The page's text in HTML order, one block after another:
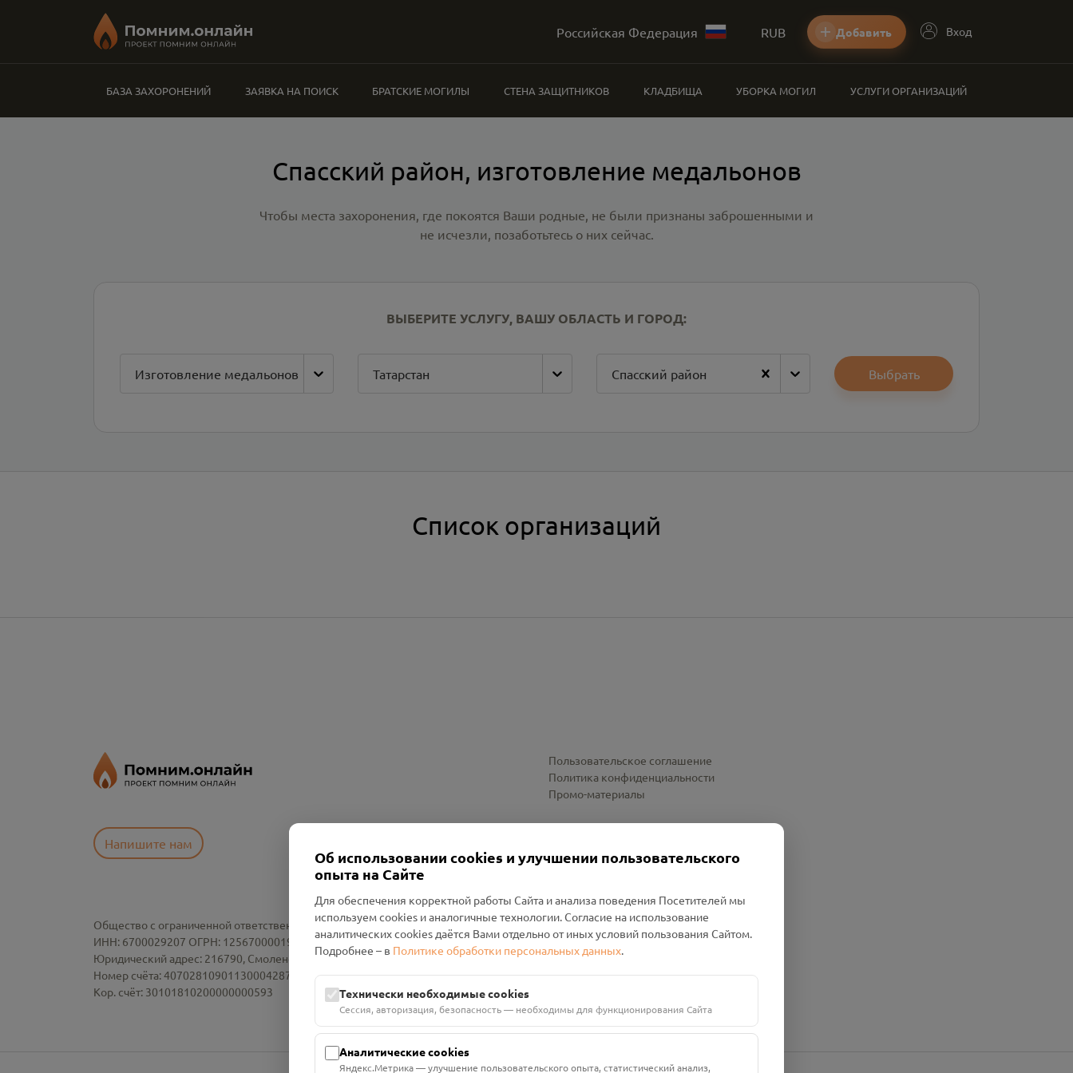
Российская Федерация RUB Добавить Вход
БАЗА ЗАХОРОНЕНИЙ ЗАЯВКА НА ПОИСК БРАТСКИЕ МОГИЛЫ СТЕНА ЗАЩИТНИКОВ КЛАДБИЩА УБОРКА МОГИЛ УСЛУГИ ОРГАНИЗАЦИЙ
Спасский район, изготовление медальонов
Чтобы места захоронения, где покоятся Ваши родные, не были признаны заброшенными и
не исчезли, позаботьтесь о них сейчас.
ВЫБЕРИТЕ УСЛУГУ, ВАШУ ОБЛАСТЬ И ГОРОД:
Изготовление медальонов Татарстан Спасский район Выбрать
Список организаций
Напишите нам
Пользовательское соглашение
Политика конфиденциальности
Промо-материалы
Общество с ограниченной ответственностью «Смоленский Проект Помним»
ИНН: 6700029207 ОГРН: 1256700001986
Юридический адрес: 216790, Смоленская область, р-н Руднянский, г. Рудня, улица Западная, д. 26А, пом. 18
Номер счёта: 40702810901130004287 в АО "АЛЬФА-БАНК"
Кор. счёт: 30101810200000000593
Об использовании cookies и улучшении пользовательского
опыта на Сайте
Для обеспечения корректной работы Сайта и анализа поведения Посетителей мы
используем cookies и аналогичные технологии. Согласие на использование
аналитических cookies даётся Вами отдельно от иных условий пользования Сайтом.
Подробнее – в Политике обработки персональных данных.
Технически необходимые cookies
Сессия, авторизация, безопасность — необходимы для функционирования Сайта
Аналитические cookies
Яндекс.Метрика — улучшение пользовательского опыта, статистический анализ,